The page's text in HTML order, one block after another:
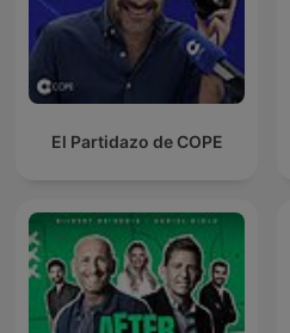
El Partidazo de COPE